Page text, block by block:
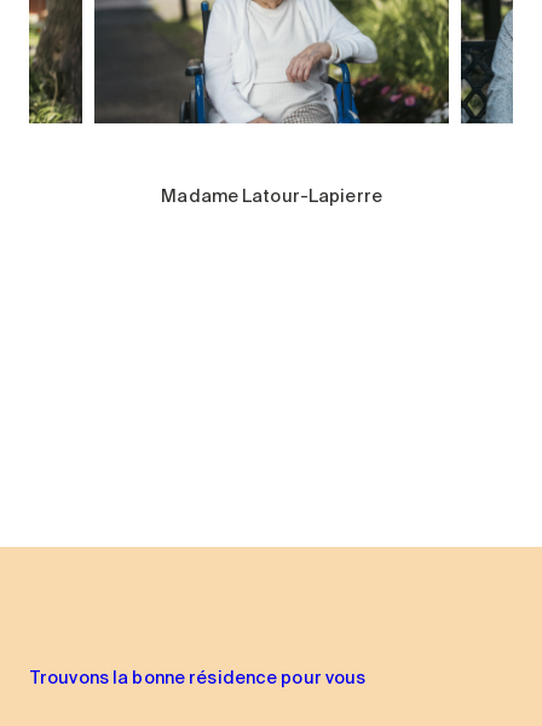
Madame Latour-Lapierre
Trouvons la bonne résidence pour vous